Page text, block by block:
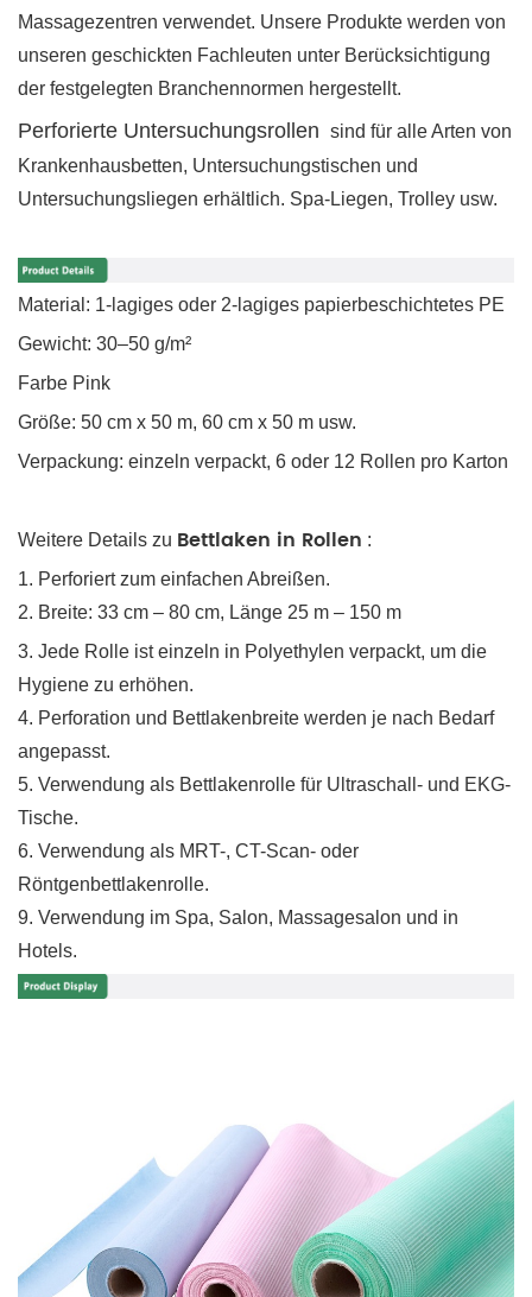
Massagezentren verwendet. Unsere Produkte werden von
unseren geschickten Fachleuten unter Berücksichtigung
der festgelegten Branchennormen hergestellt.
Perforierte Untersuchungsrollen sind für alle Arten von
Krankenhausbetten, Untersuchungstischen und
Untersuchungsliegen erhältlich. Spa-Liegen, Trolley usw.
Material: 1-lagiges oder 2-lagiges papierbeschichtetes PE
Gewicht: 30–50 g/m²
Farbe Pink
Größe: 50 cm x 50 m, 60 cm x 50 m usw.
Verpackung: einzeln verpackt, 6 oder 12 Rollen pro Karton
Weitere Details zu Bettlaken in Rollen :
1. Perforiert zum einfachen Abreißen.
2. Breite: 33 cm – 80 cm, Länge 25 m – 150 m
3. Jede Rolle ist einzeln in Polyethylen verpackt, um die
Hygiene zu erhöhen.
4. Perforation und Bettlakenbreite werden je nach Bedarf
angepasst.
5. Verwendung als Bettlakenrolle für Ultraschall- und EKG-
Tische.
6. Verwendung als MRT-, CT-Scan- oder
Röntgenbettlakenrolle.
9. Verwendung im Spa, Salon, Massagesalon und in
Hotels.